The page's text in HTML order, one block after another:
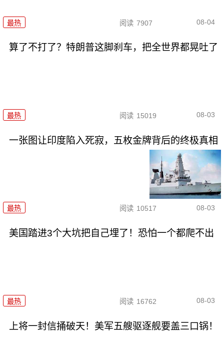
最热 阅读 7907 08-04
算了不打了？特朗普这脚刹车，把全世界都晃吐了
最热 阅读 15019 08-03
一张图让印度陷入死寂，五枚金牌背后的终极真相
最热 阅读 10517 08-03
美国踏进3个大坑把自己埋了！恐怕一个都爬不出
最热 阅读 16762 08-03
上将一封信捅破天！美军五艘驱逐舰要盖三口锅！